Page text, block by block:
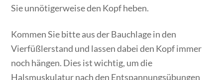
Sie unnötigerweise den Kopf heben.
Kommen Sie bitte aus der Bauchlage in den
Vierfüßlerstand und lassen dabei den Kopf immer
noch hängen. Dies ist wichtig, um die
Halsmuskulatur nach den Entspannungsübungen